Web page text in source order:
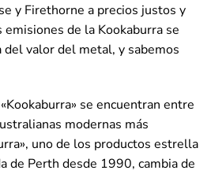
y Firethorne a precios justos y
de la Kookaburra se
del valor del metal, y sabemos
se encuentran entre
modernas más
uno de los productos estrella
de Perth desde 1990, cambia de